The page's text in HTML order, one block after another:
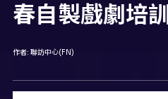
春自製戲劇培
作者: 聯訪中心(FN)